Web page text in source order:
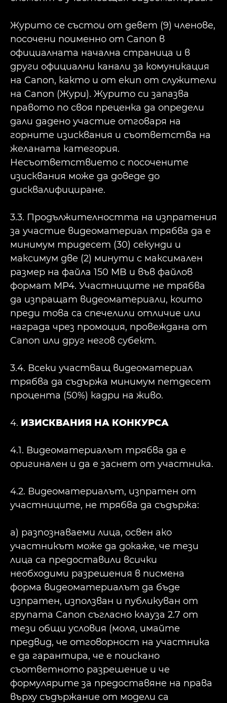
Журито се състои от девет (9) членове,
посочени поименно от Canon в
официалната начална страница и в
други официални канали за комуникация
на Canon, както и от екип от служители
на Canon (Жури). Журито си запазва
правото по своя преценка да определи
дали дадено участие отговаря на
горните изисквания и съответства на
желаната категория.
Несъответствието с посочените
изисквания може да доведе до
дисквалифициране.
3.3. Продължителността на изпратения
за участие видеоматериал трябва да е
минимум тридесет (30) секунди и
максимум две (2) минути с максимален
размер на файла 150 MB и във файлов
формат MP4. Участниците не трябва
да изпращат видеоматериали, които
преди това са спечелили отличие или
награда чрез промоция, провеждана от
Canon или друг негов субект.
3.4. Всеки участващ видеоматериал
трябва да съдържа минимум петдесет
процента (50%) кадри на живо.
4. ИЗИСКВАНИЯ НА КОНКУРСА
4.1. Видеоматериалът трябва да е
оригинален и да е заснет от участника.
4.2. Видеоматериалът, изпратен от
участниците, не трябва да съдържа:
a) разпознаваеми лица, освен ако
участникът може да докаже, че тези
лица са предоставили всички
необходими разрешения в писмена
форма видеоматериалът да бъде
изпратен, използван и публикуван от
групата Canon съгласно клауза 2.7 от
тези общи условия (моля, имайте
предвид, че отговорност на участника
е да гарантира, че е поискано
съответното разрешение и че
формулярите за предоставяне на права
върху съдържание от модели са